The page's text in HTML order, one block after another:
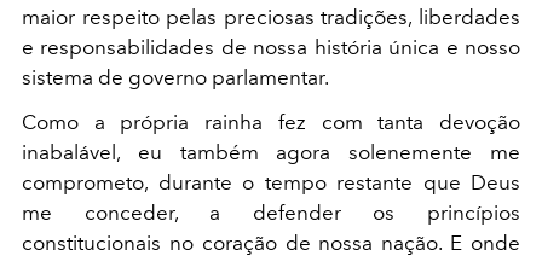
maior respeito pelas preciosas tradições, liberdades
e responsabilidades de nossa história única e nosso
sistema de governo parlamentar.
Como a própria rainha fez com tanta devoção
inabalável, eu também agora solenemente me
comprometo, durante o tempo restante que Deus
me conceder, a defender os princípios
constitucionais no coração de nossa nação. E onde